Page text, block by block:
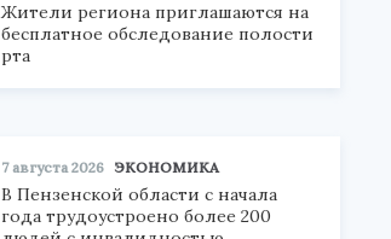
Жители региона приглашаются на
бесплатное обследование полости
рта
7 августа 2026 ЭКОНОМИКА
В Пензенской области с начала
года трудоустроено более 200